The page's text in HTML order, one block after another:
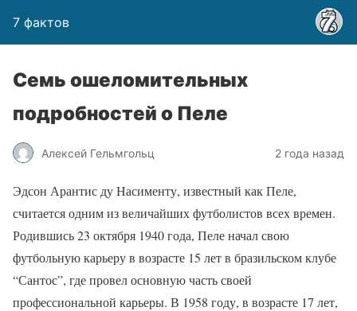
7 фактов
Семь ошеломительных
подробностей о Пеле
Алексей Гельмгольц 2 года назад
Эдсон Арантис ду Насименту, известный как Пеле,
считается одним из величайших футболистов всех времен.
Родившись 23 октября 1940 года, Пеле начал свою
футбольную карьеру в возрасте 15 лет в бразильском клубе
“Сантос”, где провел основную часть своей
профессиональной карьеры. В 1958 году, в возрасте 17 лет,